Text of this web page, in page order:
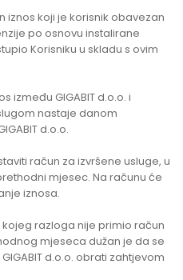
iznos koji je korisnik obavezan
po osnovu instalirane
Korisniku u skladu s ovim
između GIGABIT d.o.o. i
nastaje danom
d.o.o.
račun za izvršene usluge, u
mjesec. Na računu će
iznosa.
kojeg razloga nije primio račun
mjeseca dužan je da se
d.o.o. obrati zahtjevom